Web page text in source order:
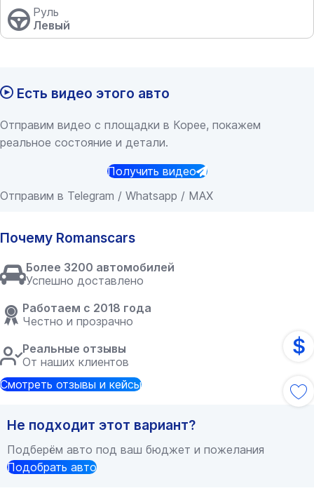
Руль
Левый
Есть видео этого авто
Отправим видео с площадки в Корее, покажем
реальное состояние и детали.
Получить видео
Отправим в Telegram / Whatsapp / MAX
Почему Romanscars
Более 3200 автомобилей
Успешно доставлено
Работаем с 2018 года
Честно и прозрачно
Реальные отзывы
От наших клиентов
Смотреть отзывы и кейсы
Не подходит этот вариант?
Подберём авто под ваш бюджет и пожелания
Подобрать авто
$